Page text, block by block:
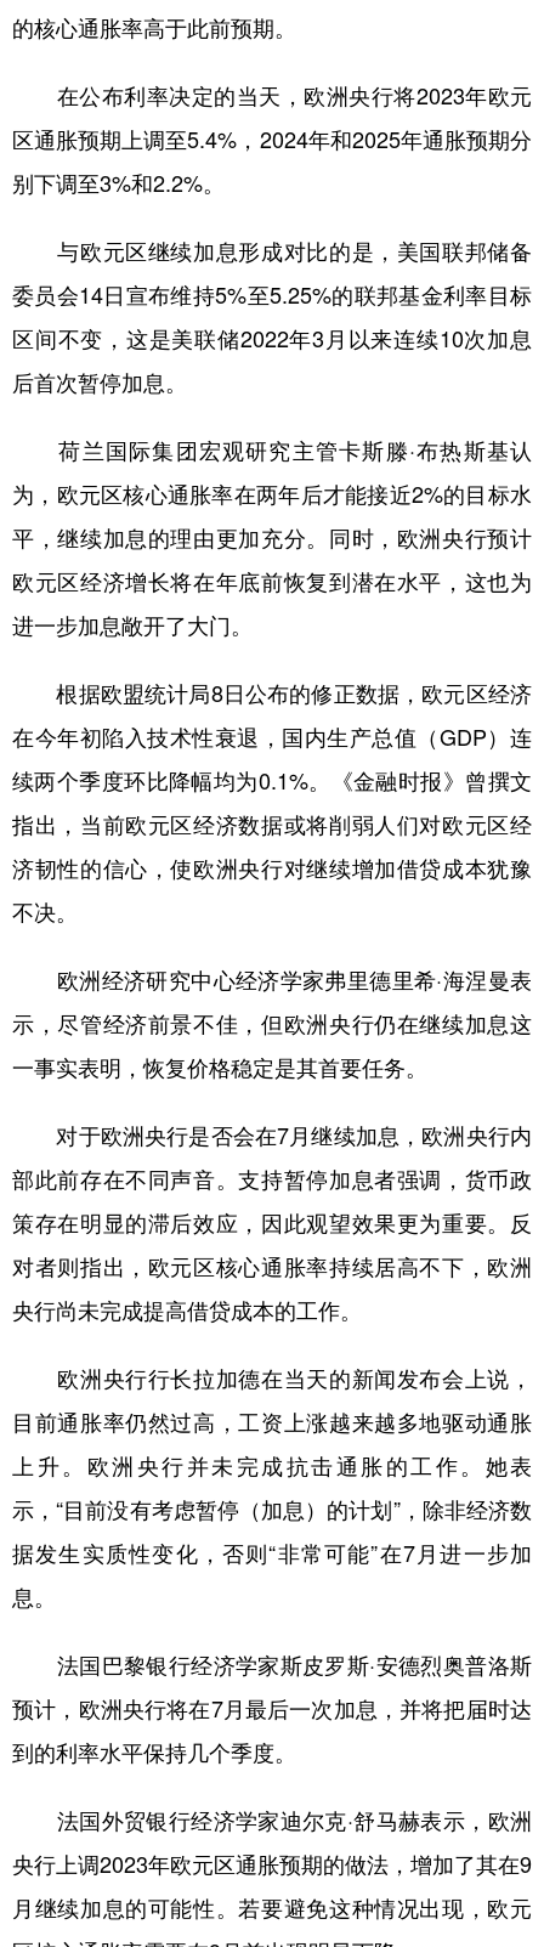
English Español Français عربى
Русский язык
的核心通胀率高于此前预期。
在公布利率决定的当天，欧洲央行将2023年欧元
区通胀预期上调至5.4%，2024年和2025年通胀预期分
别下调至3%和2.2%。
与欧元区继续加息形成对比的是，美国联邦储备
委员会14日宣布维持5%至5.25%的联邦基金利率目标
区间不变，这是美联储2022年3月以来连续10次加息
后首次暂停加息。
荷兰国际集团宏观研究主管卡斯滕·布热斯基认
为，欧元区核心通胀率在两年后才能接近2%的目标水
平，继续加息的理由更加充分。同时，欧洲央行预计
欧元区经济增长将在年底前恢复到潜在水平，这也为
进一步加息敞开了大门。
根据欧盟统计局8日公布的修正数据，欧元区经济
在今年初陷入技术性衰退，国内生产总值（GDP）连
续两个季度环比降幅均为0.1%。《金融时报》曾撰文
指出，当前欧元区经济数据或将削弱人们对欧元区经
济韧性的信心，使欧洲央行对继续增加借贷成本犹豫
不决。
欧洲经济研究中心经济学家弗里德里希·海涅曼表
示，尽管经济前景不佳，但欧洲央行仍在继续加息这
一事实表明，恢复价格稳定是其首要任务。
对于欧洲央行是否会在7月继续加息，欧洲央行内
部此前存在不同声音。支持暂停加息者强调，货币政
策存在明显的滞后效应，因此观望效果更为重要。反
对者则指出，欧元区核心通胀率持续居高不下，欧洲
央行尚未完成提高借贷成本的工作。
欧洲央行行长拉加德在当天的新闻发布会上说，
目前通胀率仍然过高，工资上涨越来越多地驱动通胀
上升。欧洲央行并未完成抗击通胀的工作。她表
示，“目前没有考虑暂停（加息）的计划”，除非经济数
据发生实质性变化，否则“非常可能”在7月进一步加
息。
法国巴黎银行经济学家斯皮罗斯·安德烈奥普洛斯
预计，欧洲央行将在7月最后一次加息，并将把届时达
到的利率水平保持几个季度。
法国外贸银行经济学家迪尔克·舒马赫表示，欧洲
央行上调2023年欧元区通胀预期的做法，增加了其在9
月继续加息的可能性。若要避免这种情况出现，欧元